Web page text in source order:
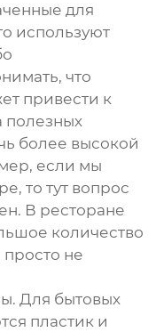
для
используют
что
привести к
полезных
более высокой
если мы
то тут вопрос
В ресторане
количество
не
Для бытовых
пластик и